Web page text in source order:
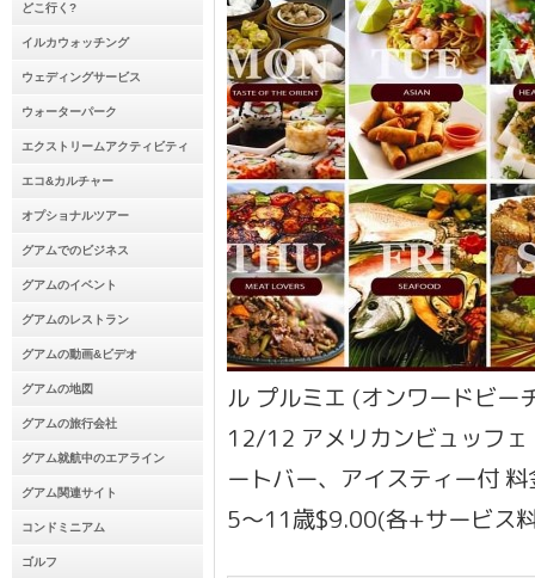
どこ行く?
イルカウォッチング
ウェディングサービス
ウォーターパーク
エクストリームアクティビティ
エコ&カルチャー
オプショナルツアー
グアムでのビジネス
グアムのイベント
グアムのレストラン
グアムの動画&ビデオ
グアムの地図
グアムの旅行会社
グアム就航中のエアライン
グアム関連サイト
コンドミニアム
ゴルフ
ル プルミエ (オンワードビ
12/12 アメリカンビュッフ
ートバー、アイスティー付
5〜11歳$9.00(各+サービス